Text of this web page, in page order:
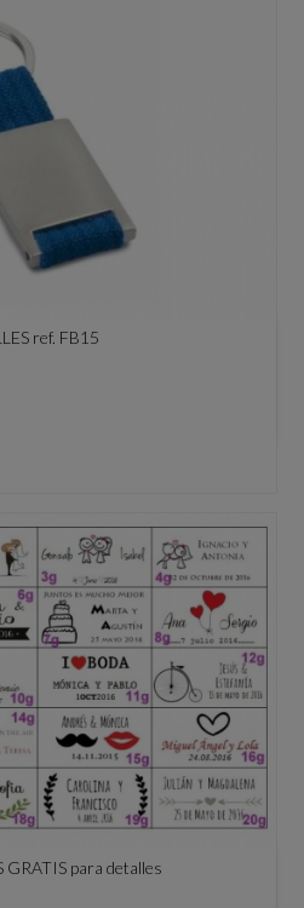
ref. FB15
GRATIS para detalles